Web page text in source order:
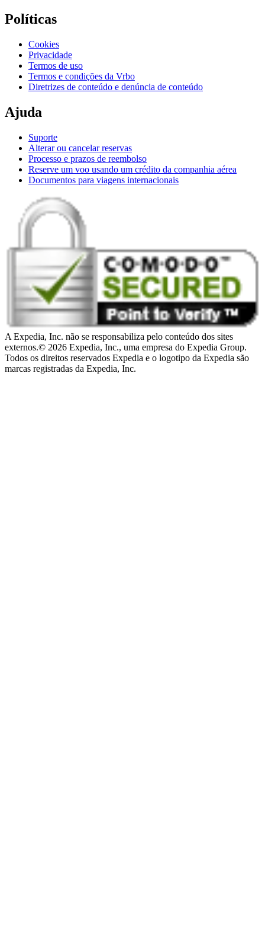
Políticas
Cookies
Privacidade
Termos de uso
Termos e condições da Vrbo
Diretrizes de conteúdo e denúncia de conteúdo
Ajuda
Suporte
Alterar ou cancelar reservas
Processo e prazos de reembolso
Reserve um voo usando um crédito da companhia aérea
Documentos para viagens internacionais
A Expedia, Inc. não se responsabiliza pelo conteúdo dos sites
externos.© 2026 Expedia, Inc., uma empresa do Expedia Group.
Todos os direitos reservados Expedia e o logotipo da Expedia são
marcas registradas da Expedia, Inc.